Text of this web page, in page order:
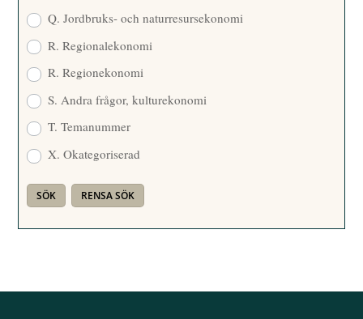
Q. Jordbruks- och naturresursekonomi
R. Regionalekonomi
R. Regionekonomi
S. Andra frågor, kulturekonomi
T. Temanummer
X. Okategoriserad